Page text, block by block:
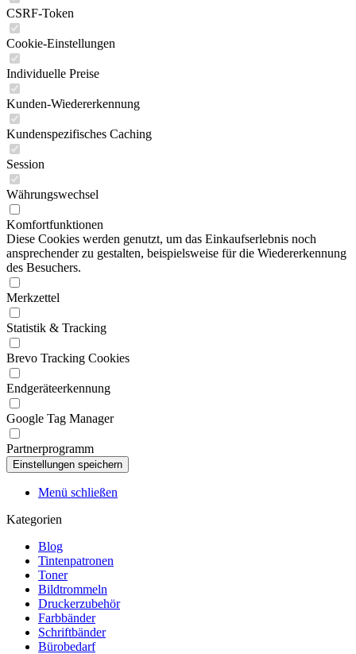
CSRF-Token
Cookie-Einstellungen
Individuelle Preise
Kunden-Wiedererkennung
Kundenspezifisches Caching
Session
Währungswechsel
Komfortfunktionen
Diese Cookies werden genutzt, um das Einkaufserlebnis noch
ansprechender zu gestalten, beispielsweise für die Wiedererkennung
des Besuchers.
Merkzettel
Statistik & Tracking
Brevo Tracking Cookies
Endgeräteerkennung
Google Tag Manager
Partnerprogramm
Menü schließen
Kategorien
Blog
Tintenpatronen
Toner
Bildtrommeln
Druckerzubehör
Farbbänder
Schriftbänder
Bürobedarf